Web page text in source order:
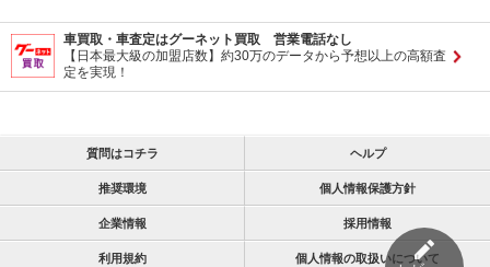
車買取・車査定はグーネット買取 営業電話なし
【日本最大級の加盟店数】約30万のデータから予想以上の高額査
定を実現！
質問はコチラ ヘルプ
推奨環境 個人情報保護方針
企業情報 採用情報
利用規約 個人情報の取扱いについて